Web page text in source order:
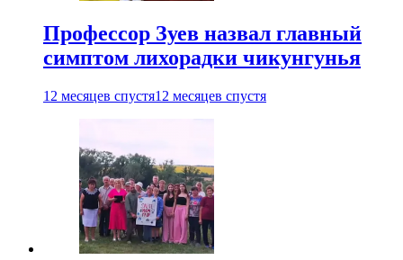
Профессор Зуев назвал главный
симптом лихорадки чикунгунья
12 месяцев спустя12 месяцев спустя